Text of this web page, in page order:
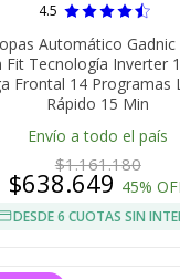
4.5
Automático Gadnic
Fit Tecnología Inverter
Frontal 14 Programas
Rápido 15 Min
Envío a todo el país
$1.161.180
$638.649 45%
DESDE 6 CUOTAS SIN